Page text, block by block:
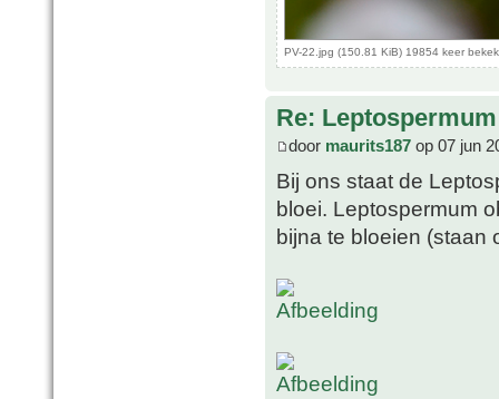
PV-22.jpg (150.81 KiB) 19854 keer
Re:
door maurits187 op 07 jun
Bij ons staat de
bloei. Leptospermum
bijna te bloeien (staan